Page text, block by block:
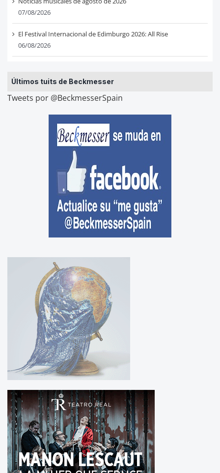
07/08/2026
El Festival Internacional de Edimburgo 2026: All Rise
06/08/2026
Últimos tuits de Beckmesser
Tweets por @BeckmesserSpain